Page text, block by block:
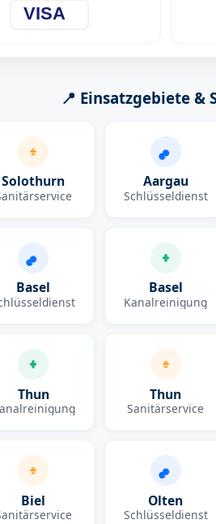
VISA
📍 Einsatzgebiete &
Solothurn Aargau
Schlüsseldienst
Basel Basel
Kanalreinigung
Thun Thun
Sanitärservice
Biel Olten
Schlüsseldienst